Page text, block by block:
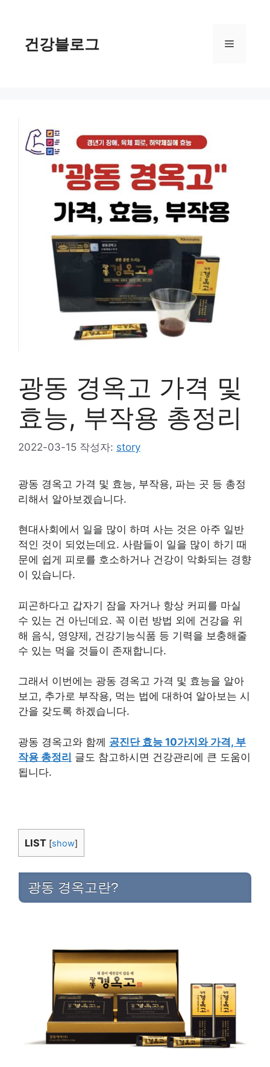
건강블로그 메
광동 경옥고 가격 및
효능, 부작용 총정리
2022-03-15 작성자: story
광동 경옥고 가격 및 효능, 부작용, 파는 곳 등 총정
리해서 알아보겠습니다.
현대사회에서 일을 많이 하며 사는 것은 아주 일반
적인 것이 되었는데요. 사람들이 일을 많이 하기 때
문에 쉽게 피로를 호소하거나 건강이 악화되는 경향
이 있습니다.
피곤하다고 갑자기 잠을 자거나 항상 커피를 마실
수 있는 건 아닌데요. 꼭 이런 방법 외에 건강을 위
해 음식, 영양제, 건강기능식품 등 기력을 보충해줄
수 있는 먹을 것들이 존재합니다.
그래서 이번에는 광동 경옥고 가격 및 효능을 알아
보고, 추가로 부작용, 먹는 법에 대하여 알아보는 시
간을 갖도록 하겠습니다.
광동 경옥고와 함께 공진단 효능 10가지와 가격, 부
작용 총정리 글도 참고하시면 건강관리에 큰 도움이
됩니다.
LIST [show]
광동 경옥고란?